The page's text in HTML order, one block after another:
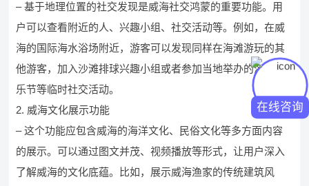
– 基于地理位置的社交发现是威海社交鸿蒙的重要功能。用
户可以查看附近的人、兴趣小组、社交活动等。例如，在威
海的国际海水浴场附近，游客可以发现同样在海滩游玩的其
他游客，加入沙滩排球兴趣小组或者参加当地举办的海滩音
乐节等临时社交活动。
2. 威海文化展示功能
– 这个功能应包含威海的海洋文化、民俗文化等多方面内容
的展示。可以通过图文并茂、视频播放等形式，让用户深入
了解威海的文化底蕴。比如，展示威海渔家的传统建筑风
在线咨询